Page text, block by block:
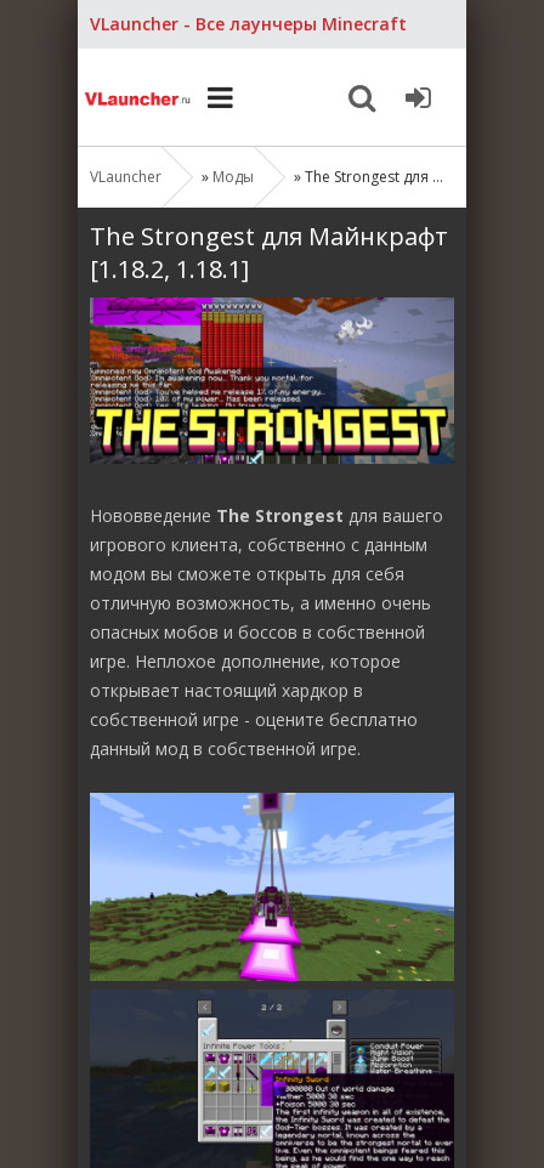
VLauncher - Все лаунчеры Minecraft
VLauncher » Моды » The Strongest для Майнкрафт [1.18.2, 1.18.1]
The Strongest для Майнкрафт
[1.18.2, 1.18.1]
Нововведение The Strongest для вашего
игрового клиента, собственно с данным
модом вы сможете открыть для себя
отличную возможность, а именно очень
опасных мобов и боссов в собственной
игре. Неплохое дополнение, которое
открывает настоящий хардкор в
собственной игре - оцените бесплатно
данный мод в собственной игре.